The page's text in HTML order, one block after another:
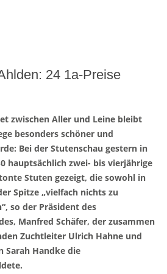
24 1a-Preise
zwischen Aller und Leine bleibt
besonders schöner und
Bei der Stutenschau gestern in
hauptsächlich zwei- bis vierjährige
Stuten gezeigt, die sowohl in
Spitze „vielfach nichts zu
so der Präsident des
Manfred Schäfer, der zusammen
Zuchtleiter Ulrich Hahne und
Sarah Handke die